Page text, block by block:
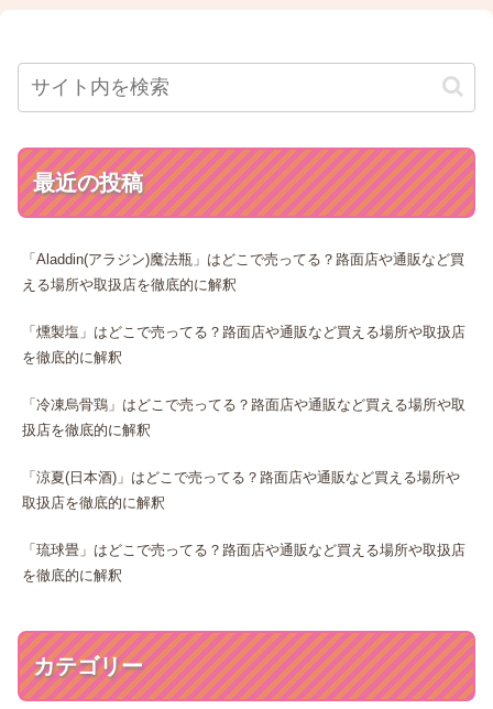
最近の投稿
「Aladdin(アラジン)魔法瓶」はどこで売ってる？路面店や通販など買
える場所や取扱店を徹底的に解釈
「燻製塩」はどこで売ってる？路面店や通販など買える場所や取扱店
を徹底的に解釈
「冷凍烏骨鶏」はどこで売ってる？路面店や通販など買える場所や取
扱店を徹底的に解釈
「涼夏(日本酒)」はどこで売ってる？路面店や通販など買える場所や
取扱店を徹底的に解釈
「琉球畳」はどこで売ってる？路面店や通販など買える場所や取扱店
を徹底的に解釈
カテゴリー